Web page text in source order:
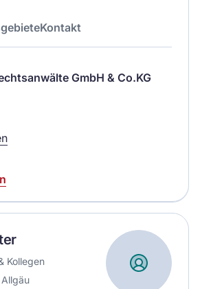
Kontakt
GmbH & Co.KG
Kollegen